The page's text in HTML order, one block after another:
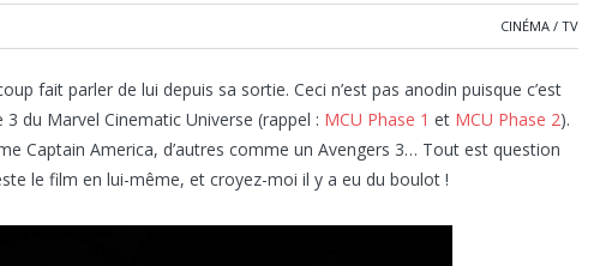
CINÉMA / TV
fait parler de lui depuis sa sortie. Ceci n’est pas anodin puisque c’est
du Marvel Cinematic Universe (rappel : MCU Phase 1 et MCU Phase 2).
Captain America, d’autres comme un Avengers 3… Tout est question
le film en lui-même, et croyez-moi il y a eu du boulot !